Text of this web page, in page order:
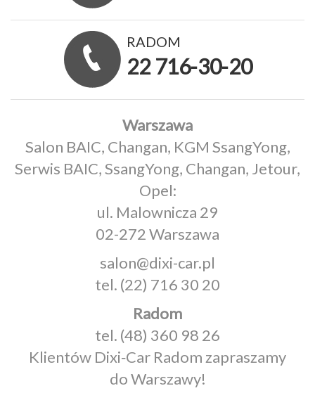
RADOM
22 716-30-20
Warszawa
Salon BAIC, Changan, KGM SsangYong,
Serwis BAIC, SsangYong, Changan, Jetour,
Opel:
ul. Malownicza 29
02-272 Warszawa
salon@dixi-car.pl
tel. (22) 716 30 20
Radom
tel. (48) 360 98 26
Klientów Dixi‑Car Radom zapraszamy
do Warszawy!